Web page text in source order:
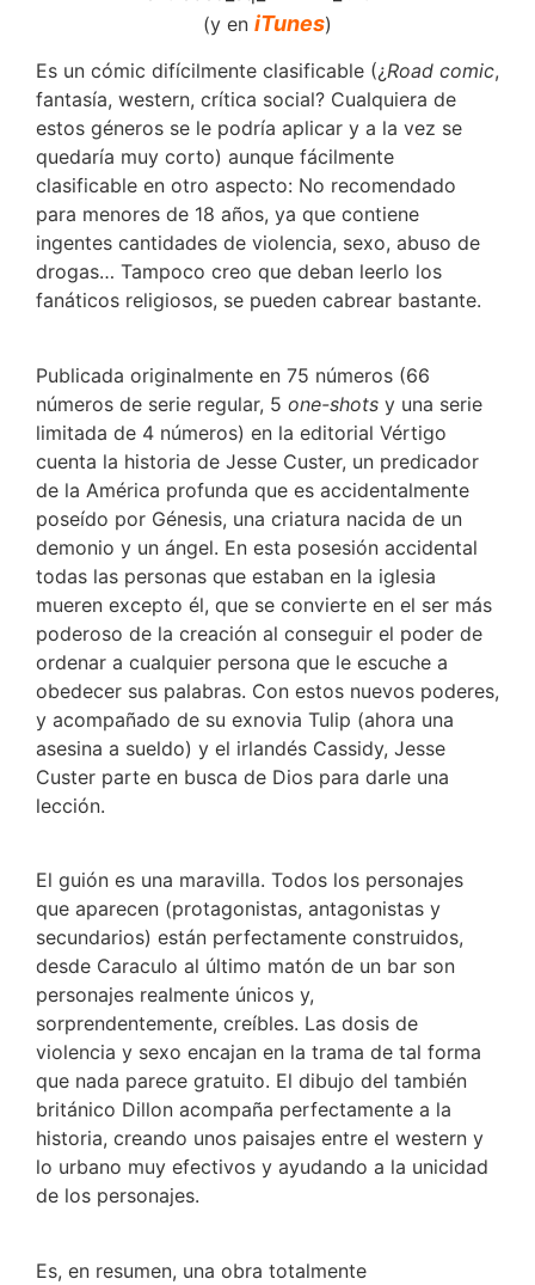
(y en iTunes)
Es un cómic difícilmente clasificable (¿Road comic,
fantasía, western, crítica social? Cualquiera de
estos géneros se le podría aplicar y a la vez se
quedaría muy corto) aunque fácilmente
clasificable en otro aspecto: No recomendado
para menores de 18 años, ya que contiene
ingentes cantidades de violencia, sexo, abuso de
drogas… Tampoco creo que deban leerlo los
fanáticos religiosos, se pueden cabrear bastante.
Publicada originalmente en 75 números (66
números de serie regular, 5 one-shots y una serie
limitada de 4 números) en la editorial Vértigo
cuenta la historia de Jesse Custer, un predicador
de la América profunda que es accidentalmente
poseído por Génesis, una criatura nacida de un
demonio y un ángel. En esta posesión accidental
todas las personas que estaban en la iglesia
mueren excepto él, que se convierte en el ser más
poderoso de la creación al conseguir el poder de
ordenar a cualquier persona que le escuche a
obedecer sus palabras. Con estos nuevos poderes,
y acompañado de su exnovia Tulip (ahora una
asesina a sueldo) y el irlandés Cassidy, Jesse
Custer parte en busca de Dios para darle una
lección.
El guión es una maravilla. Todos los personajes
que aparecen (protagonistas, antagonistas y
secundarios) están perfectamente construidos,
desde Caraculo al último matón de un bar son
personajes realmente únicos y,
sorprendentemente, creíbles. Las dosis de
violencia y sexo encajan en la trama de tal forma
que nada parece gratuito. El dibujo del también
británico Dillon acompaña perfectamente a la
historia, creando unos paisajes entre el western y
lo urbano muy efectivos y ayudando a la unicidad
de los personajes.
Es, en resumen, una obra totalmente